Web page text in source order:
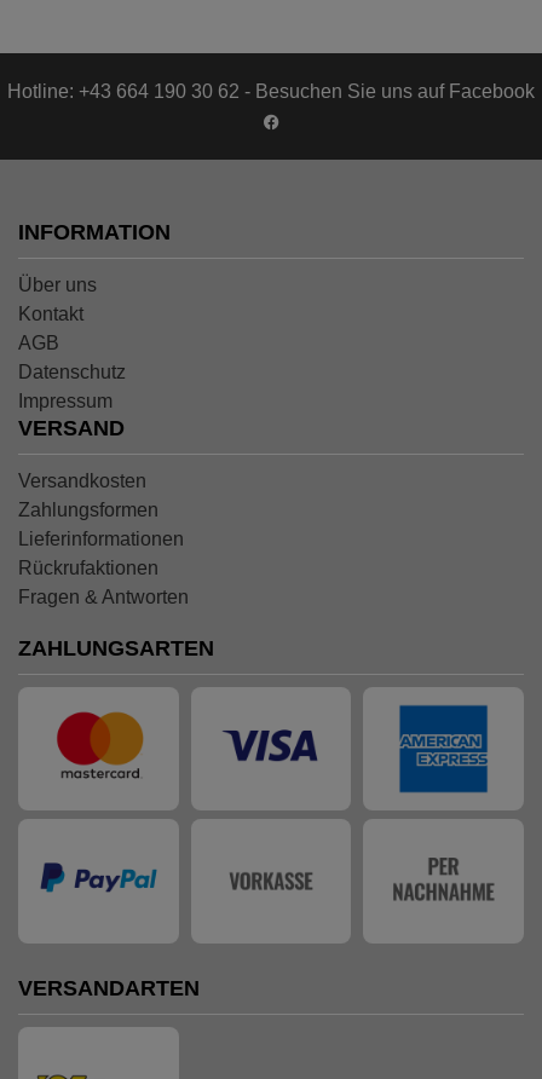
Hotline: +43 664 190 30 62 - Besuchen Sie uns auf Facebook
INFORMATION
Über uns
Kontakt
AGB
Datenschutz
Impressum
VERSAND
Versandkosten
Zahlungsformen
Lieferinformationen
Rückrufaktionen
Fragen & Antworten
ZAHLUNGSARTEN
VERSANDARTEN